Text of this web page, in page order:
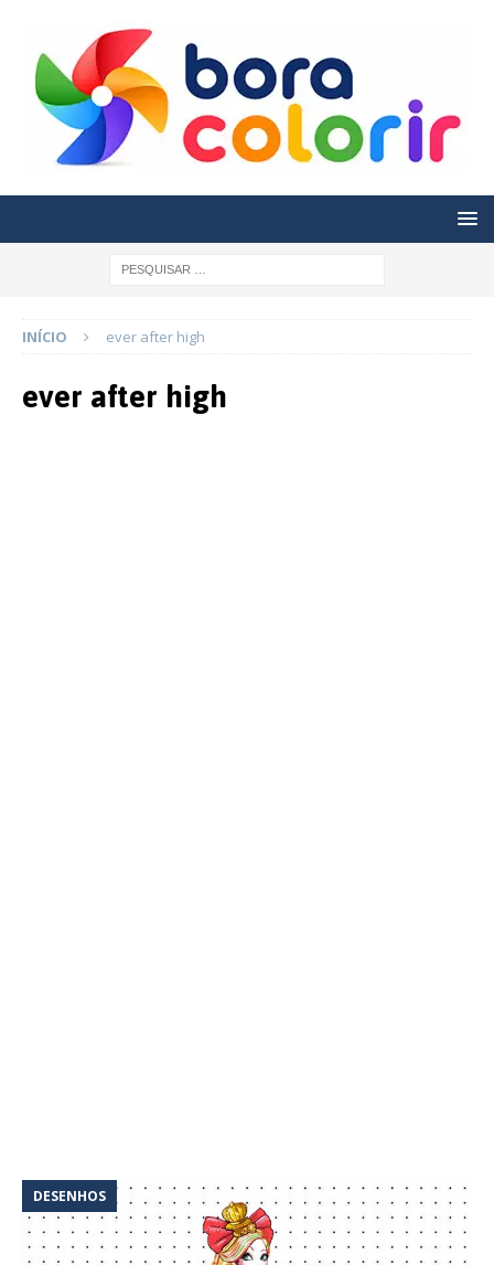
INÍCIO ever after high
ever after high
DESENHOS